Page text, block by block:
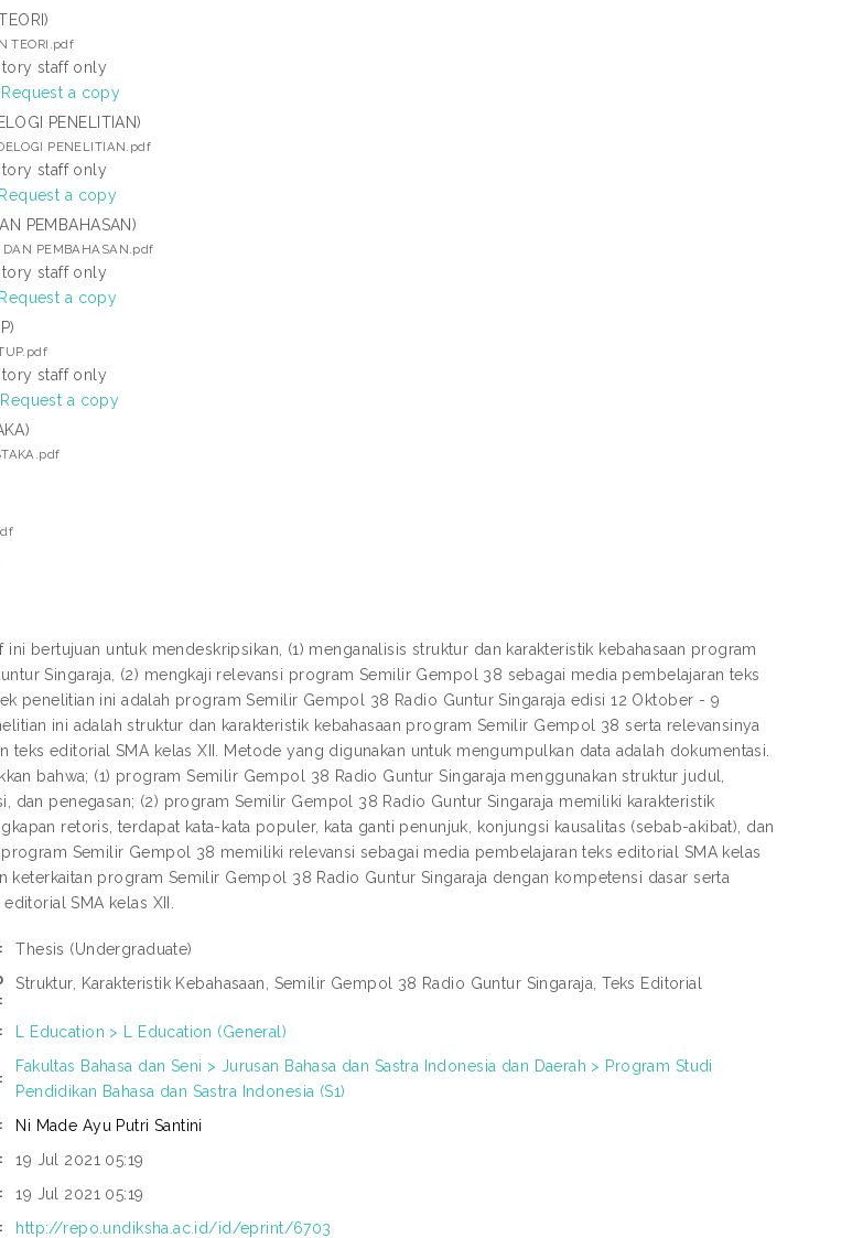
TEORI.pdf
staff only
Request a copy
PENELITIAN)
PENELITIAN.pdf
staff only
Request a copy
PEMBAHASAN)
DAN PEMBAHASAN.pdf
staff only
Request a copy
staff only
Request a copy
ini bertujuan untuk mendeskripsikan, (1) menganalisis struktur dan karakteristik kebahasaan program
Singaraja, (2) mengkaji relevansi program Semilir Gempol 38 sebagai media pembelajaran teks
penelitian ini adalah program Semilir Gempol 38 Radio Guntur Singaraja edisi 12 Oktober - 9
ini adalah struktur dan karakteristik kebahasaan program Semilir Gempol 38 serta relevansinya
teks editorial SMA kelas XII. Metode yang digunakan untuk mengumpulkan data adalah dokumentasi.
bahwa; (1) program Semilir Gempol 38 Radio Guntur Singaraja menggunakan struktur judul,
dan penegasan; (2) program Semilir Gempol 38 Radio Guntur Singaraja memiliki karakteristik
retoris, terdapat kata-kata populer, kata ganti penunjuk, konjungsi kausalitas (sebab-akibat), dan
Semilir Gempol 38 memiliki relevansi sebagai media pembelajaran teks editorial SMA kelas
keterkaitan program Semilir Gempol 38 Radio Guntur Singaraja dengan kompetensi dasar serta
SMA kelas XII.
Thesis (Undergraduate)
Struktur, Karakteristik Kebahasaan, Semilir Gempol 38 Radio Guntur Singaraja, Teks Editorial
L Education > L Education (General)
Fakultas Bahasa dan Seni > Jurusan Bahasa dan Sastra Indonesia dan Daerah > Program Studi
Pendidikan Bahasa dan Sastra Indonesia (S1)
Ni Made Ayu Putri Santini
19 Jul 2021 05:19
19 Jul 2021 05:19
http://repo.undiksha.ac.id/id/eprint/6703